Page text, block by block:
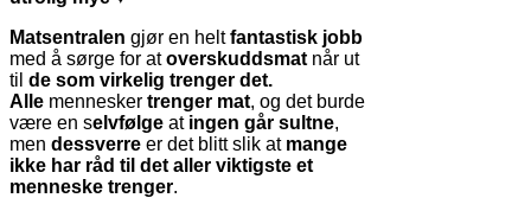
Matsentralen gjør en heltfantastisk jobb
med å sørge for atoverskuddsmat når ut
til de som virkelig trenger det.
Alle mennesker trenger mat, og det burde
være en selvfølge at ingen går sultne,
men dessverre er det blitt slik at mange
ikke har råd til det aller viktigste et
menneske trenger.